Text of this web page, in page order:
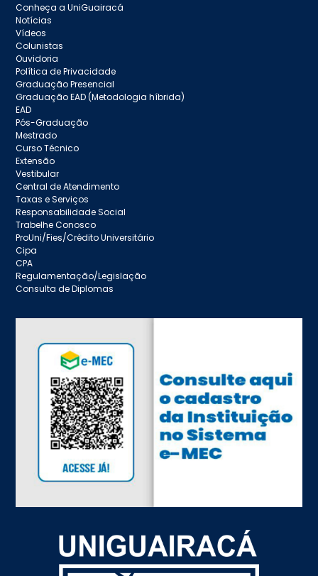
Conheça a UniGuairacá
Notícias
Vídeos
Colunistas
Ouvidoria
Política de Privacidade
Graduação Presencial
Graduação EAD (Metodologia híbrida)
EAD
Pós-Graduação
Mestrado
Curso Técnico
Extensão
Vestibular
Central de Atendimento
Taxas e Serviços
Responsabilidade Social
Trabelhe Conosco
ProUni/Fies/Crédito Universitário
Cipa
CPA
Regulamentação/Legislação
Consulta de Diplomas